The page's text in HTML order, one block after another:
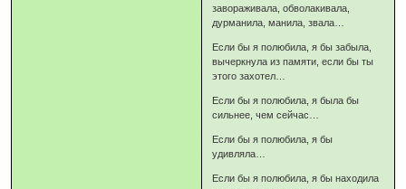
завораживала, обволакивала,
дурманила, манила, звала…
Если бы я полюбила, я бы забыла,
вычеркнула из памяти, если бы ты
этого захотел…
Если бы я полюбила, я была бы
сильнее, чем сейчас…
Если бы я полюбила, я бы
удивляла…
Если бы я полюбила, я бы находила